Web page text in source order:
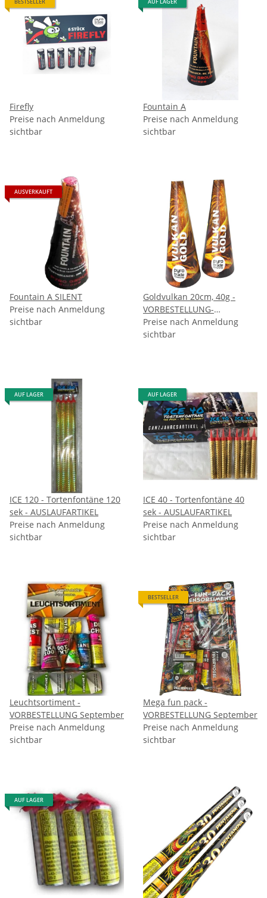
Firefly
Preise nach Anmeldung
sichtbar
Fountain A
Preise nach Anmeldung
sichtbar
AUSVERKAUFT
Fountain A SILENT
Preise nach Anmeldung
sichtbar
Goldvulkan 20cm, 40g -
VORBESTELLUNG-
September
Preise nach Anmeldung
sichtbar
AUF LAGER
ICE 120 - Tortenfontäne 120
sek - AUSLAUFARTIKEL
Preise nach Anmeldung
sichtbar
AUF LAGER
ICE 40 - Tortenfontäne 40
sek - AUSLAUFARTIKEL
Preise nach Anmeldung
sichtbar
Leuchtsortiment -
VORBESTELLUNG September
Preise nach Anmeldung
sichtbar
BESTSELLER
Mega fun pack -
VORBESTELLUNG September
Preise nach Anmeldung
sichtbar
AUF LAGER